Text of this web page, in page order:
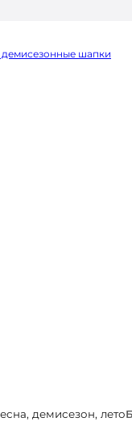
демисезонные шапки
демисезон, лето